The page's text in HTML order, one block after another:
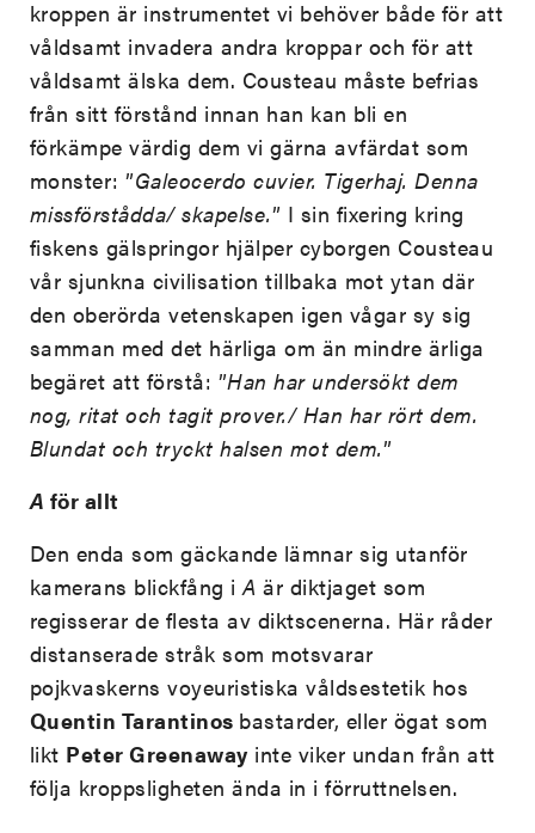
kroppen är instrumentet vi behöver både för att
våldsamt invadera andra kroppar och för att
våldsamt älska dem. Cousteau måste befrias
från sitt förstånd innan han kan bli en
förkämpe värdig dem vi gärna avfärdat som
monster: ”Galeocerdo cuvier. Tigerhaj. Denna
missförstådda/ skapelse.” I sin fixering kring
fiskens gälspringor hjälper cyborgen Cousteau
vår sjunkna civilisation tillbaka mot ytan där
den oberörda vetenskapen igen vågar sy sig
samman med det härliga om än mindre ärliga
begäret att förstå: ”Han har undersökt dem
nog, ritat och tagit prover./ Han har rört dem.
Blundat och tryckt halsen mot dem.”
A för allt
Den enda som gäckande lämnar sig utanför
kamerans blickfång iAär diktjaget som
regisserar de flesta av diktscenerna. Här råder
distanserade stråk som motsvarar
pojkvaskerns voyeuristiska våldsestetik hos
Quentin Tarantinos bastarder, eller ögat som
likt Peter Greenaway inte viker undan från att
följa kroppsligheten ända in i förruttnelsen.